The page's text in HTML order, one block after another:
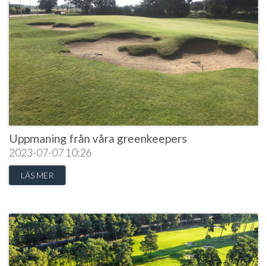
Uppmaning från våra greenkeepers
2023-07-07 10:26
LÄS MER